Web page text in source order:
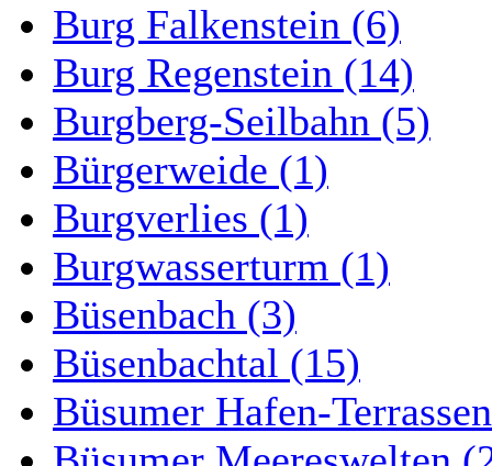
Burg Falkenstein (6)
Burg Regenstein (14)
Burgberg-Seilbahn (5)
Bürgerweide (1)
Burgverlies (1)
Burgwasserturm (1)
Büsenbach (3)
Büsenbachtal (15)
Büsumer Hafen-